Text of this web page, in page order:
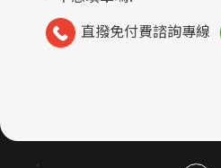
直撥免付費諮詢專線